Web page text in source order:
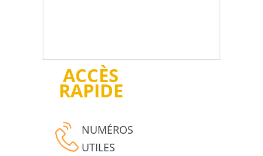
ACCÈS
RAPIDE
NUMÉROS
UTILES